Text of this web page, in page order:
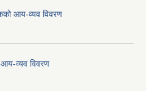
आय-व्यव विवरण
व्यव विवरण